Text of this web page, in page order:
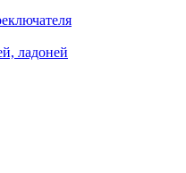
ладоней